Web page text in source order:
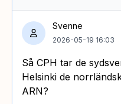
Svenne
2026-05-19 16:03
Så CPH tar de
Helsinki de
ARN?